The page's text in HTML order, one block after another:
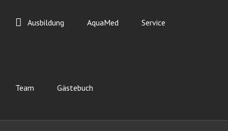
Ausbildung AquaMed Service
Team Gästebuch